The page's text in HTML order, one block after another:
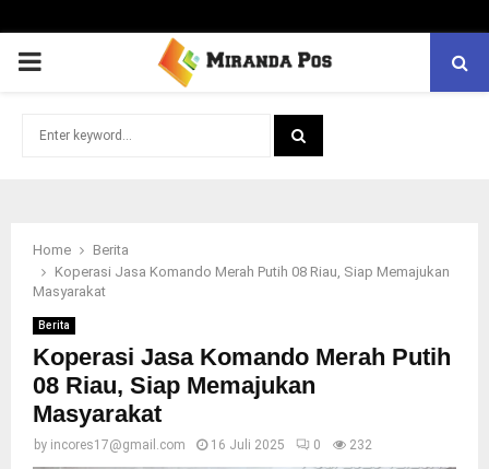
PRIMARY
Home
Berita
Koperasi Jasa Komando Merah Putih 08 Riau, Siap Memajukan
Masyarakat
Berita
Koperasi Jasa Komando Merah Putih
08 Riau, Siap Memajukan
Masyarakat
by incores17@gmail.com 16 Juli 2025 0 232